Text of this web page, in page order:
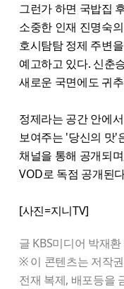
그런가 하면 국밥집
소중한 인재 진명숙
호시탐탐 정제 주변
예고하고 있다. 신춘
새로운 국면에도 귀
정제라는 공간 안에
보여주는 '당신의 맛'
채널을 통해 공개되
VOD로 독점 공개된
[사진=지니TV]
글 KBS미디어 박재
※ 이 콘텐츠는 저작
전재 복제, 배포등을